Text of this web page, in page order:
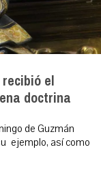
el
doctrina
de Guzmán
ejemplo, así como